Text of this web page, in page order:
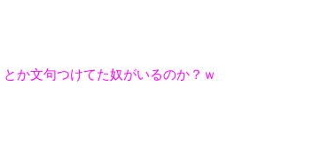
か文句つけてた奴がいるのか？ｗ